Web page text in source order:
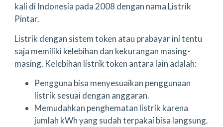
kali di Indonesia pada 2008 dengan nama Listrik
Pintar.
Listrik dengan sistem token atau prabayar ini tentu
saja memiliki kelebihan dan kekurangan masing-
masing. Kelebihan listrik token antara lain adalah:
Pengguna bisa menyesuaikan penggunaan
listrik sesuai dengan anggaran.
Memudahkan penghematan listrik karena
jumlah kWh yang sudah terpakai bisa langsung.